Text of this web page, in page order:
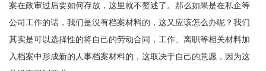
案在政审过后要如何存放，这里就不赘述了。那么如果是在私企等
公司工作的话，我们是没有档案材料的，这又应该怎么办呢？我们
其实是可以选择性的将自己的劳动合同，工作、离职等相关材料加
入档案中形成新的人事档案材料的，这取决于自己的意愿，因为这